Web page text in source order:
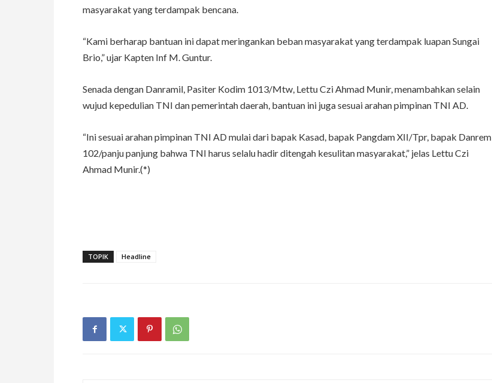
masyarakat yang terdampak bencana.
“Kami berharap bantuan ini dapat meringankan beban masyarakat yang terdampak luapan Sungai
Brio,” ujar Kapten Inf M. Guntur.
Senada dengan Danramil, Pasiter Kodim 1013/Mtw, Lettu Czi Ahmad Munir, menambahkan selain
wujud kepedulian TNI dan pemerintah daerah, bantuan ini juga sesuai arahan pimpinan TNI AD.
“Ini sesuai arahan pimpinan TNI AD mulai dari bapak Kasad, bapak Pangdam XII/Tpr, bapak Danrem
102/panju panjung bahwa TNI harus selalu hadir ditengah kesulitan masyarakat,” jelas Lettu Czi
Ahmad Munir.(*)
TOPIK Headline